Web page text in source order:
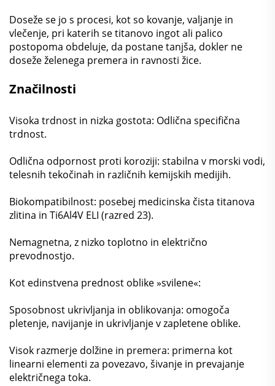
Doseže se jo s procesi, kot so kovanje, valjanje in
vlečenje, pri katerih se titanovo ingot ali palico
postopoma obdeluje, da postane tanjša, dokler ne
doseže želenega premera in ravnosti žice.
Značilnosti
Visoka trdnost in nizka gostota: Odlična specifična
trdnost.
Odlična odpornost proti koroziji: stabilna v morski vodi,
telesnih tekočinah in različnih kemijskih medijih.
Biokompatibilnost: posebej medicinska čista titanova
zlitina in Ti6Al4V ELI (razred 23).
Nemagnetna, z nizko toplotno in električno
prevodnostjo.
Kot edinstvena prednost oblike »svilene«:
Sposobnost ukrivljanja in oblikovanja: omogoča
pletenje, navijanje in ukrivljanje v zapletene oblike.
Visok razmerje dolžine in premera: primerna kot
linearni elementi za povezavo, šivanje in prevajanje
električnega toka.